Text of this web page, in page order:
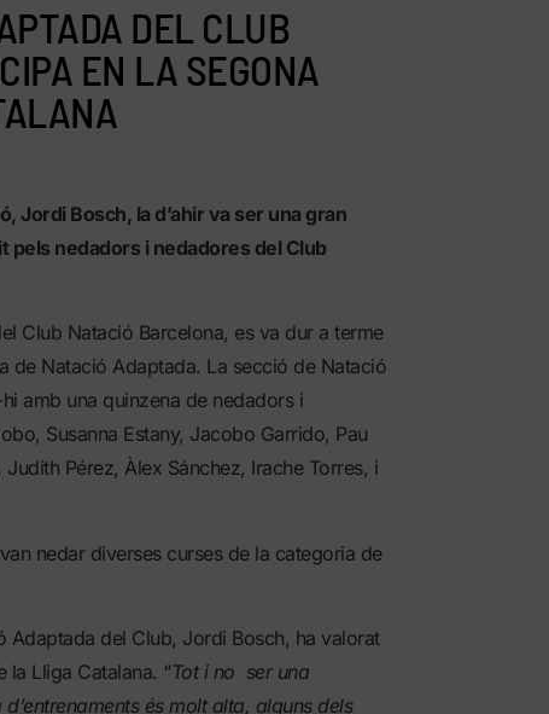
DEL CLUB
EN LA SEGONA
Jordi Bosch, la d’ahir va ser una gran
pels nedadors i nedadores del Club
Club Natació Barcelona, es va dur a terme
de Natació Adaptada. La secció de Natació
amb una quinzena de nedadors i
Susanna Estany, Jacobo Garrido, Pau
Pérez, Àlex Sánchez, Irache Torres, i
nedar diverses curses de la categoria de
Adaptada del Club, Jordi Bosch, ha valorat
Lliga Catalana. “Tot i no ser una
és molt alta, alguns dels